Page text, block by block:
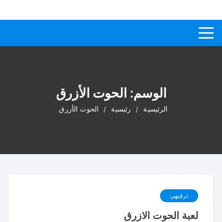
المحتوى
الوسم: الحوت الأزرق
الرئيسية رئيسية الحوت الأزرق
ترفيهي
لعبة الحوت الازرق